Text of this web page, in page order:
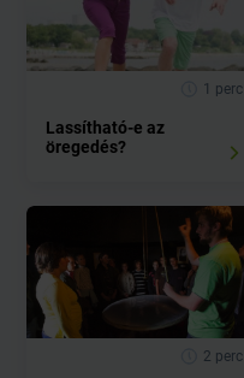
1 perc
Lassítható-e az
öregedés?
2 perc